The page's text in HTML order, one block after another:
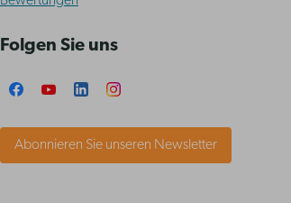
Folgen Sie uns
Abonnieren Sie unseren Newsletter